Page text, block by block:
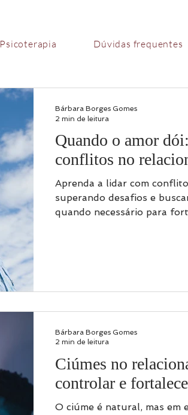
Psicoterapia Dúvidas frequentes
Quando o amor
conflitos no
Aprenda a lidar com
superando desafios e
quando necessário para
Bárbara Borges Gomes
2 min de leitura
Ciúmes no
controlar e
O ciúme é natural, mas em
Bárbara Borges Gomes
2 min de leitura